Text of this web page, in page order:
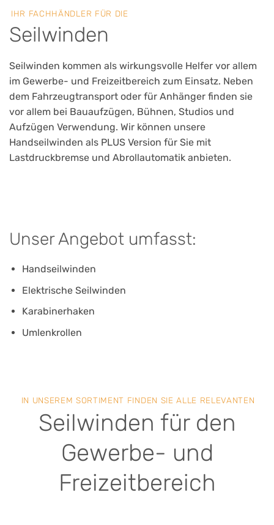
IHR FACHHÄNDLER FÜR DIE
Seilwinden
Seilwinden kommen als wirkungsvolle Helfer vor allem
im Gewerbe- und Freizeitbereich zum Einsatz. Neben
dem Fahrzeugtransport oder für Anhänger finden sie
vor allem bei Bauaufzügen, Bühnen, Studios und
Aufzügen Verwendung. Wir können unsere
Handseilwinden als PLUS Version für Sie mit
Lastdruckbremse und Abrollautomatik anbieten.
Unser Angebot umfasst:
Handseilwinden
Elektrische Seilwinden
Karabinerhaken
Umlenkrollen
IN UNSEREM SORTIMENT FINDEN SIE ALLE RELEVANTEN
Seilwinden für den
Gewerbe- und
Freizeitbereich